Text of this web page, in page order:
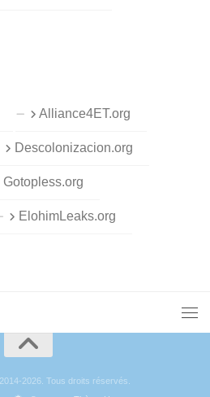
Alliance4ET.org
Descolonizacion.org
Gotopless.org
ElohimLeaks.org
2026. Tous droits réservés.